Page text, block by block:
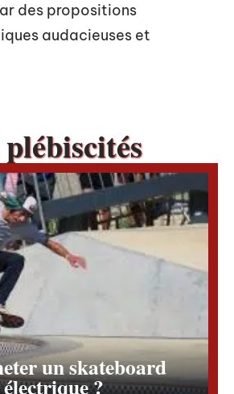
des propositions
audacieuses et
un skateboard
électrique ?